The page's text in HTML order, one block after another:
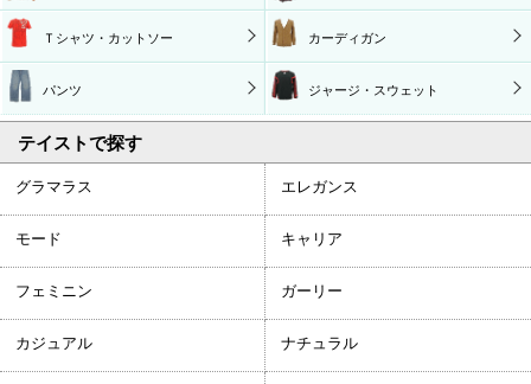
Ｔシャツ・カットソー カーディガン
パンツ ジャージ・スウェット
テイストで探す
グラマラス エレガンス
モード キャリア
フェミニン ガーリー
カジュアル ナチュラル